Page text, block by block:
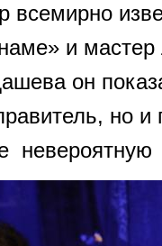
всемирно
и
он
но
невероятную